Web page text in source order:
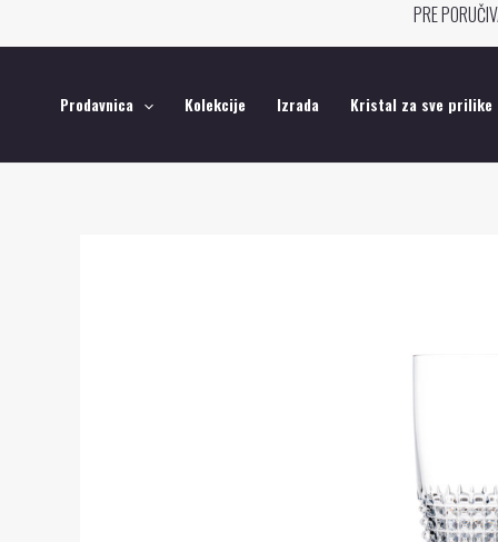
na
PRE
Prodavnica Kolekcije Izrada Kristal za sve prilike